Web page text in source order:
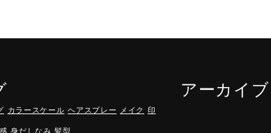
カラースケール ヘアスプレー メイク 印
アーカイブ